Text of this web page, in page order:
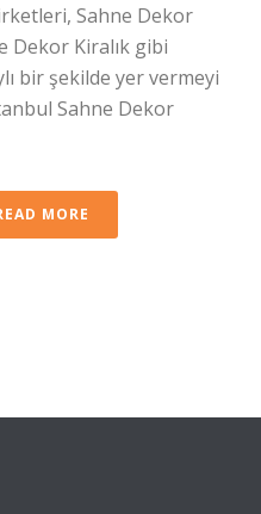
Sahne Dekor
Dekor Kiralık gibi
bir şekilde yer vermeyi
Sahne Dekor
MORE